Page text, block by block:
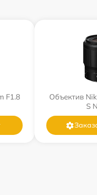
F1.8
Объектив
S